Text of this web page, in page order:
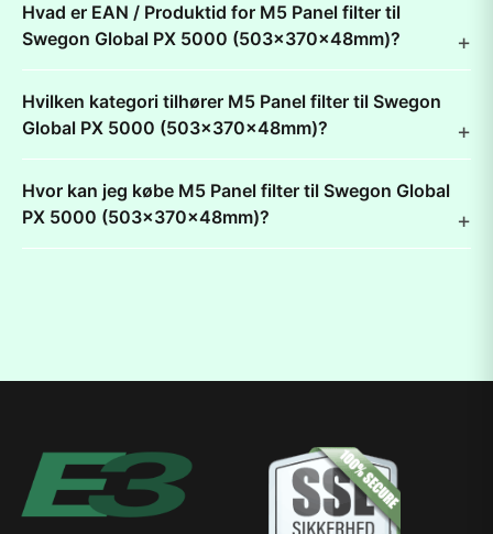
Hvad er EAN / Produktid for M5 Panel filter til
Swegon Global PX 5000 (503x370x48mm)?
Hvilken kategori tilhører M5 Panel filter til Swegon
Global PX 5000 (503x370x48mm)?
Hvor kan jeg købe M5 Panel filter til Swegon Global
PX 5000 (503x370x48mm)?